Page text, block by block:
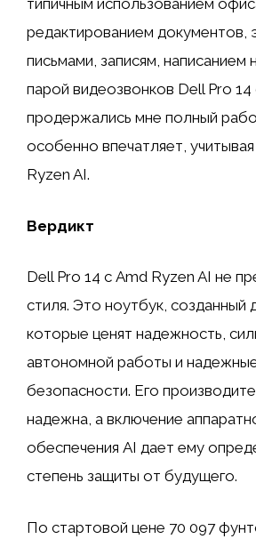
типичным использованием
редактированием документов,
письмами, записям, написанием
парой видеозвонков Dell Pro
продержались мне полный
особенно впечатляет,
Ryzen AI.
Вердикт
Dell Pro 14 с Amd Ryzen AI не
стиля. Это ноутбук, созданный
которые ценят надежность,
автономной работы и
безопасности. Его
надежна, а включение
обеспечения AI дает ему
степень защиты от будущего.
По стартовой цене 70 097